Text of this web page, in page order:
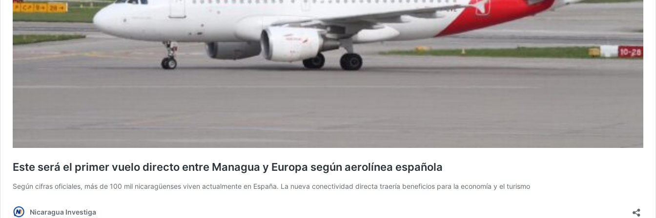
Este será el primer vuelo directo entre Managua y Europa según aerolínea española
Según cifras oficiales, más de 100 mil nicaragüenses viven actualmente en España. La nueva conectividad directa traería beneficios para la economía y el turismo
Nicaragua Investiga